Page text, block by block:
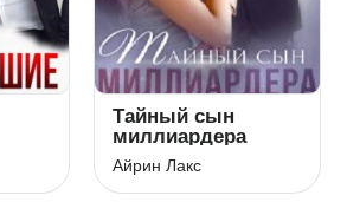
Тайный сын
миллиардера
Айрин Лакс